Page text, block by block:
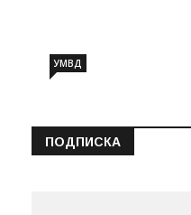
УМВД
ПОДПИСКА